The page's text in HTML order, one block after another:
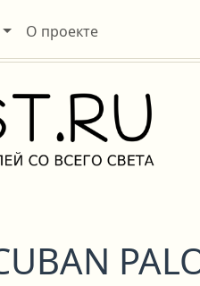
О проекте